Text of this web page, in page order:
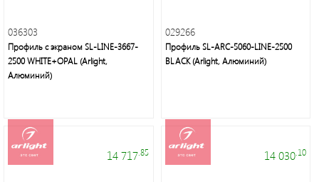
поколения,
осветительное
оборудование
036303
Профиль с экраном SL-LINE-3667-
2500 WHITE+OPAL (Arlight,
Алюминий)
029266
Профиль SL-ARC-5060-LINE-2500
BLACK (Arlight, Алюминий)
14 717.85 14 030.10